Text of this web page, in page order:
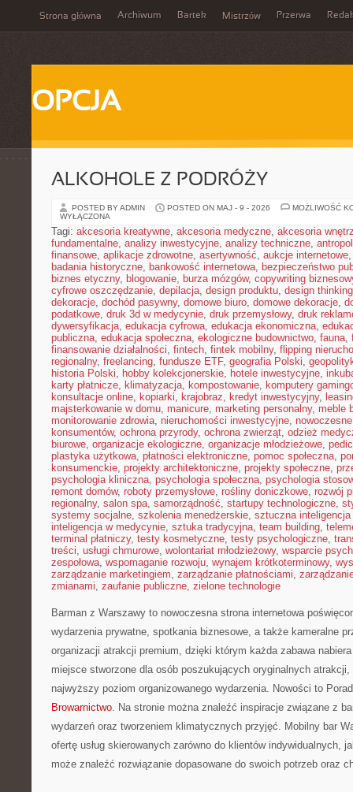
Strona główna Archiwum Bartek Mistrzów Przerwa
OPCJA
ALKOHOLE Z PODRÓŻY
POSTED BY ADMIN POSTED ON MAJ - 9 - 2026
MOŻLIWOŚĆ
WYŁĄCZONA
Tagi: akcesoria kreatywne, akcesoria medyczne, akcesoria
fundamentalne, analizy inwestycyjne, analizy techniczne,
finansowe, aplikacje zdrowotne, asertywność, aukcje internetowe
badania historyczne, bankowość internetowa, bezpieczeństwo
biznes etyczny, blogowanie, burza mózgów, copywriting
cyfrowe oszczędzanie, depilacja, design produktu, design thinking
dekoracje, dochód pasywny, domowe biuro, domowe dekoracje,
podatkowe, druk 3d w medycynie, druk przemysłowy, druk
dywersyfikacja, edukacja cyfrowa, edukacja ekonomiczna,
publiczna, edukacja społeczna, ekologiczne budownictwo, fauna,
finansowanie działalności, fintech, fintek mobilny, flipping
regionalny, freelancing, fundusze ETF, geografia Polski,
historia Polski, hobby kolekcjonerskie, hotele inwestycyjne,
karty płatnicze, klimatyzacja, kompostowanie, komputery
konsultacje online, kopiarki, krajobraz, kredyt inwestycyjny,
majsterkowanie w domu, manicure, marketing personalny, meble
monitorowanie zdrowia, nieruchomości inwestycyjne,
konsumentów, ochrona przyrody, ochrona zwierząt, odzież
biurowe, organizacje ekologiczne, organizacje młodzieżowe,
plastyka użytkowa, płatności elektroniczne, pomoc społeczna,
konsumenckie, projekty architektoniczne, projekty społeczne,
psychologia kliniczna, psychologia społeczna, psychologia
remont domów, roboty przemysłowe, rośliny doniczkowe, rozwój
regionalny, salon spa, samorządność, startupy technologiczne,
systemy socjalne, szkolenia menedżerskie, sztuczna
inteligencja w medycynie, sztuka tradycyjna, team building,
terminal płatniczy, testy kosmetyczne, testy psychologiczne,
treści, usługi chmurowe, wolontariat młodzieżowy, wsparcie
zespołowa, wspomaganie rozwoju, wynajem krótkoterminowy,
zarządzanie marketingiem, zarządzanie płatnościami,
zmianami, zaufanie publiczne, zielone technologie
Barman z Warszawy to nowoczesna strona internetowa
wydarzenia prywatne, spotkania biznesowe, a także kameralne
organizacji atrakcji premium, dzięki którym każda zabawa
miejsce stworzone dla osób poszukujących oryginalnych
najwyższy poziom organizowanego wydarzenia. Nowości to
Browarnictwo. Na stronie można znaleźć inspiracje związane z
wydarzeń oraz tworzeniem klimatycznych przyjęć. Mobilny bar
ofertę usług skierowanych zarówno do klientów indywidualnych,
może znaleźć rozwiązanie dopasowane do swoich potrzeb oraz